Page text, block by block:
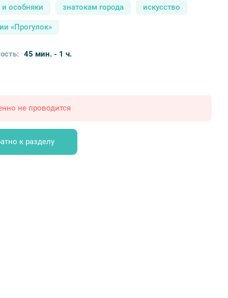
особняки знатокам города искусство
«Прогулок»
45 мин. - 1 ч.
не проводится
к разделу